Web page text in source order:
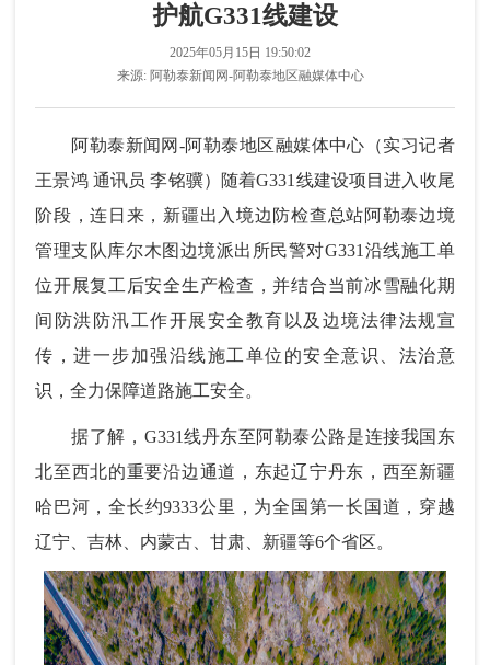
护航G331线建设
2025年05月15日 19:50:02
来源: 阿勒泰新闻网-阿勒泰地区融媒体中心
阿勒泰新闻网-阿勒泰地区融媒体中心（实习记者
王景鸿 通讯员 李铭骥）随着G331线建设项目进入收尾
阶段，连日来，新疆出入境边防检查总站阿勒泰边境
管理支队库尔木图边境派出所民警对G331沿线施工单
位开展复工后安全生产检查，并结合当前冰雪融化期
间防洪防汛工作开展安全教育以及边境法律法规宣
传，进一步加强沿线施工单位的安全意识、法治意
识，全力保障道路施工安全。
据了解，G331线丹东至阿勒泰公路是连接我国东
北至西北的重要沿边通道，东起辽宁丹东，西至新疆
哈巴河，全长约9333公里，为全国第一长国道，穿越
辽宁、吉林、内蒙古、甘肃、新疆等6个省区。